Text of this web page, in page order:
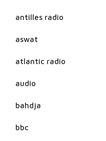
antilles radio
aswat
atlantic radio
audio
bahdja
bbc